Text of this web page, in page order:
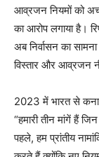
आव्रजन नियमों को
का आरोप लगाया है।
अब निर्वासन का
विस्तार और आव्रजन
2023 में भारत से
“हमारी तीन मांगें हैं
पहले, हम प्रांतीय